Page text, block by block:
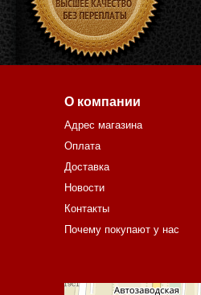
О компании
Адрес магазина
Оплата
Доставка
Новости
Контакты
Почему покупают у нас